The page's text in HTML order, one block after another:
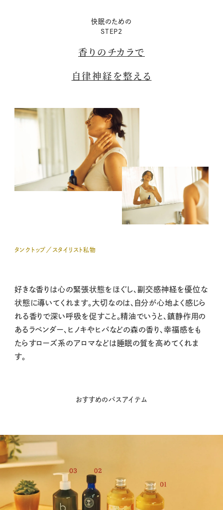
快眠のための
STEP2
香りのチカラで
自律神経を整える
タンクトップ／スタイリスト私物
好きな香りは心の緊張状態をほぐし、副交感神経を優位な
状態に導いてくれます。大切なのは、自分が心地よく感じら
れる香りで深い呼吸を促すこと。精油でいうと、鎮静作用の
あるラベンダー、ヒノキやヒバなどの森の香り、幸福感をも
たらすローズ系のアロマなどは睡眠の質を高めてくれま
す。
おすすめのバスアイテム